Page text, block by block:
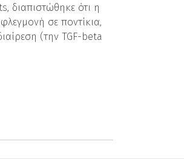
διαπιστώθηκε ότι η
σε ποντίκια,
(την TGF-beta